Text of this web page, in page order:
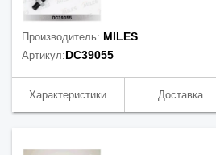
Производитель: MILES
Артикул:DC39055
Характеристики Доставка